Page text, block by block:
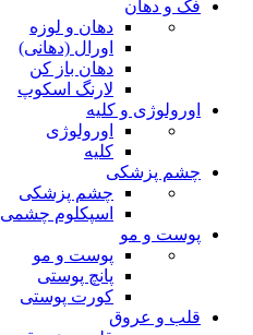
فک و دهان
دهان و لوزه
اورال (دهانی)
دهان باز کن
لارنگ اسکوپ
اورولوژی و کلیه
اورولوژی
کلیه
چشم پزشکی
چشم پزشکی
اسپکلوم چشمی
پوست و مو
پوست و مو
پانچ پوستی
کورت پوستی
قلب و عروق